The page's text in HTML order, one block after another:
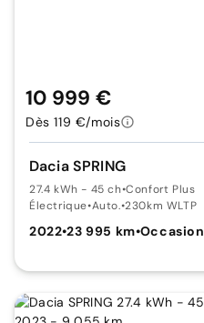
Dacia SPRING
27.4 kWh - 45 ch•Confort Plus
Électrique•Auto.•230km WLTP
2022•23 995 km•Occasion
10 999 €
Dès 119 €/mois